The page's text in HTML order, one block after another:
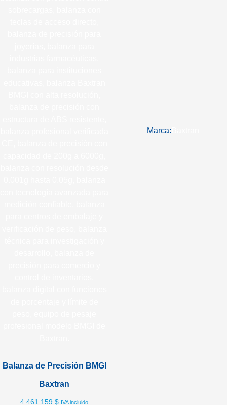
Balanza de Precisión BMGI
Baxtran
4.461.159 $ IVA incluido
Marca: